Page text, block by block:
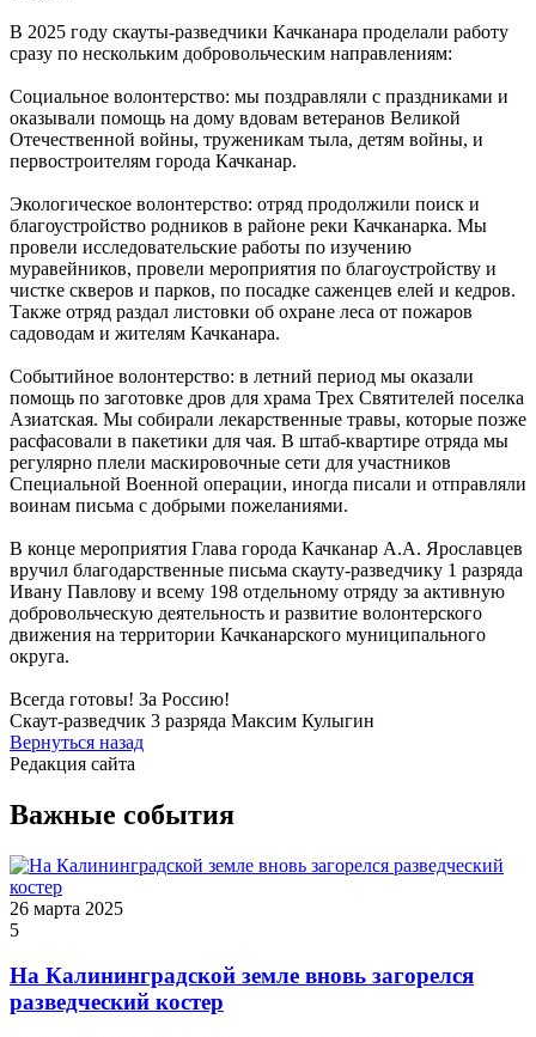
В 2025 году скауты-разведчики Качканара проделали работу
сразу по нескольким добровольческим направлениям:
Социальное волонтерство: мы поздравляли с праздниками и
оказывали помощь на дому вдовам ветеранов Великой
Отечественной войны, труженикам тыла, детям войны, и
первостроителям города Качканар.
Экологическое волонтерство: отряд продолжили поиск и
благоустройство родников в районе реки Качканарка. Мы
провели исследовательские работы по изучению
муравейников, провели мероприятия по благоустройству и
чистке скверов и парков, по посадке саженцев елей и кедров.
Также отряд раздал листовки об охране леса от пожаров
садоводам и жителям Качканара.
Событийное волонтерство: в летний период мы оказали
помощь по заготовке дров для храма Трех Святителей поселка
Азиатская. Мы собирали лекарственные травы, которые позже
расфасовали в пакетики для чая. В штаб-квартире отряда мы
регулярно плели маскировочные сети для участников
Специальной Военной операции, иногда писали и отправляли
воинам письма с добрыми пожеланиями.
В конце мероприятия Глава города Качканар А.А. Ярославцев
вручил благодарственные письма скауту-разведчику 1 разряда
Ивану Павлову и всему 198 отдельному отряду за активную
добровольческую деятельность и развитие волонтерского
движения на территории Качканарского муниципального
округа.
Всегда готовы! За Россию!
Скаут-разведчик 3 разряда Максим Кулыгин
Вернуться назад
Редакция сайта
Важные события
26 марта 2025
5
На Калининградской земле вновь загорелся
разведческий костер